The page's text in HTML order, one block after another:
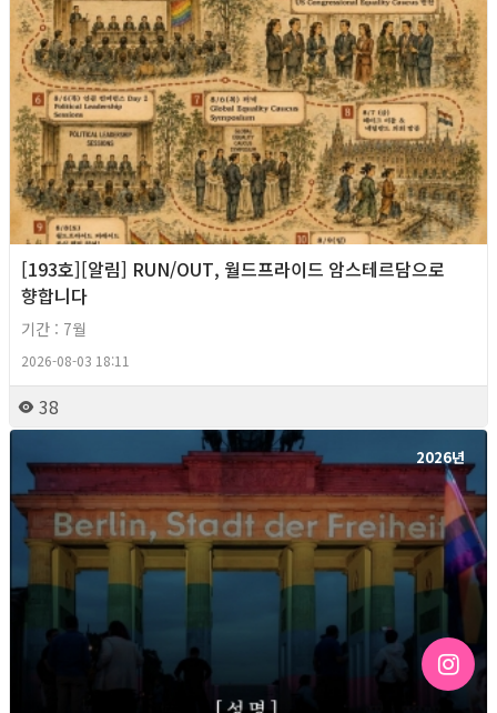
[193호][알림] RUN/OUT, 월드프라이드 암스테르담으로
향합니다
기간 : 7월
2026-08-03 18:11
38
2026년